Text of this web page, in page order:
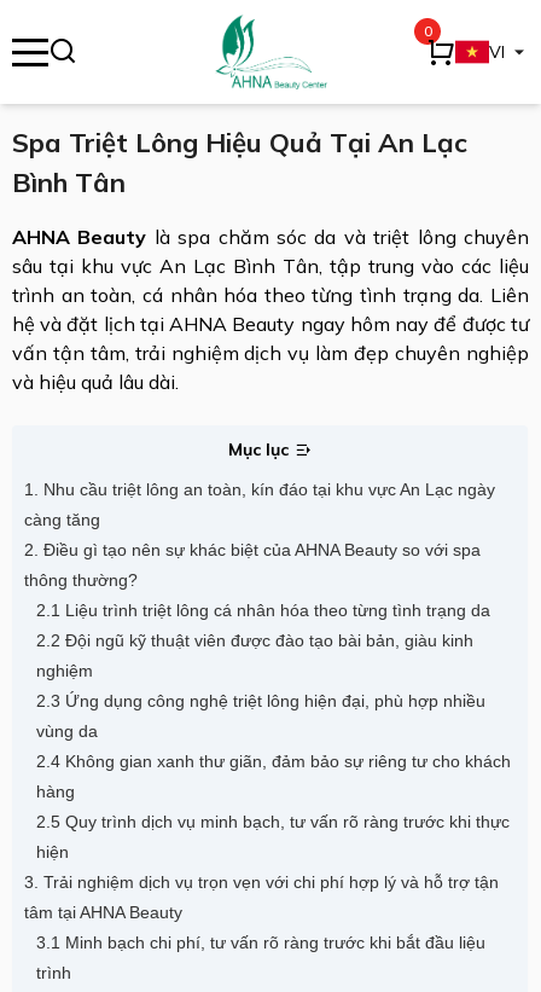
menu 0
VI
Spa Triệt Lông Hiệu Quả Tại An Lạc
Bình Tân
AHNA Beauty là spa chăm sóc da và triệt lông chuyên
sâu tại khu vực An Lạc Bình Tân, tập trung vào các liệu
trình an toàn, cá nhân hóa theo từng tình trạng da. Liên
hệ và đặt lịch tại AHNA Beauty ngay hôm nay để được tư
vấn tận tâm, trải nghiệm dịch vụ làm đẹp chuyên nghiệp
và hiệu quả lâu dài.
Mục lục
1. Nhu cầu triệt lông an toàn, kín đáo tại khu vực An Lạc ngày
càng tăng
2. Điều gì tạo nên sự khác biệt của AHNA Beauty so với spa
thông thường?
2.1 Liệu trình triệt lông cá nhân hóa theo từng tình trạng da
2.2 Đội ngũ kỹ thuật viên được đào tạo bài bản, giàu kinh
nghiệm
2.3 Ứng dụng công nghệ triệt lông hiện đại, phù hợp nhiều
vùng da
2.4 Không gian xanh thư giãn, đảm bảo sự riêng tư cho khách
hàng
2.5 Quy trình dịch vụ minh bạch, tư vấn rõ ràng trước khi thực
hiện
3. Trải nghiệm dịch vụ trọn vẹn với chi phí hợp lý và hỗ trợ tận
tâm tại AHNA Beauty
3.1 Minh bạch chi phí, tư vấn rõ ràng trước khi bắt đầu liệu
trình